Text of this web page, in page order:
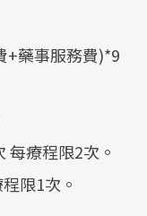
+藥事服務費)*9
療程限2次。
限1次。